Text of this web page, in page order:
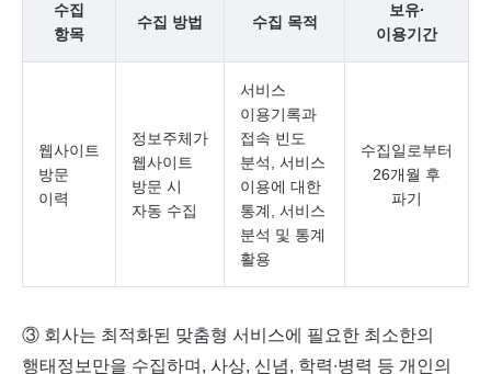
수집
항목
수집 방법 수집 목적
보유∙
이용기간
웹사이트
방문
이력
정보주체가
웹사이트
방문 시
자동 수집
서비스
이용기록과
접속 빈도
분석, 서비스
이용에 대한
통계, 서비스
분석 및 통계
활용
수집일로부터
26개월 후
파기
③ 회사는 최적화된 맞춤형 서비스에 필요한 최소한의
행태정보만을 수집하며, 사상, 신념, 학력∙병력 등 개인의